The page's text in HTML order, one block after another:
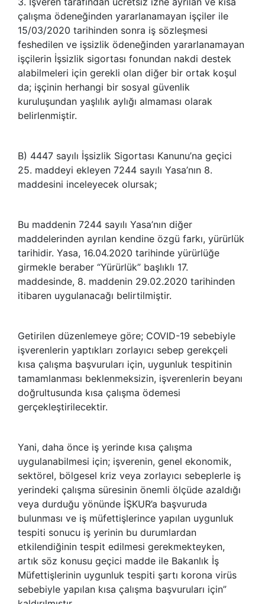
çalışma ödeneğinden yararlanamayan işçiler ile
15/03/2020 tarihinden sonra iş sözleşmesi
feshedilen ve işsizlik ödeneğinden yararlanamayan
işçilerin İşsizlik sigortası fonundan nakdi destek
alabilmeleri için gerekli olan diğer bir ortak koşul
da; işçinin herhangi bir sosyal güvenlik
kuruluşundan yaşlılık aylığı almaması olarak
belirlenmiştir.
B) 4447 sayılı İşsizlik Sigortası Kanunu’na geçici
25. maddeyi ekleyen 7244 sayılı Yasa’nın 8.
maddesini inceleyecek olursak;
Bu maddenin 7244 sayılı Yasa’nın diğer
maddelerinden ayrılan kendine özgü farkı, yürürlük
tarihidir. Yasa, 16.04.2020 tarihinde yürürlüğe
girmekle beraber “Yürürlük” başlıklı 17.
maddesinde, 8. maddenin 29.02.2020 tarihinden
itibaren uygulanacağı belirtilmiştir.
Getirilen düzenlemeye göre; COVID-19 sebebiyle
işverenlerin yaptıkları zorlayıcı sebep gerekçeli
kısa çalışma başvuruları için, uygunluk tespitinin
tamamlanması beklenmeksizin, işverenlerin beyanı
doğrultusunda kısa çalışma ödemesi
gerçekleştirilecektir.
Yani, daha önce iş yerinde kısa çalışma
uygulanabilmesi için; işverenin, genel ekonomik,
sektörel, bölgesel kriz veya zorlayıcı sebeplerle iş
yerindeki çalışma süresinin önemli ölçüde azaldığı
veya durduğu yönünde İŞKUR’a başvuruda
bulunması ve iş müfettişlerince yapılan uygunluk
tespiti sonucu iş yerinin bu durumlardan
etkilendiğinin tespit edilmesi gerekmekteyken,
artık söz konusu geçici madde ile Bakanlık İş
Müfettişlerinin uygunluk tespiti şartı korona virüs
sebebiyle yapılan kısa çalışma başvuruları için”